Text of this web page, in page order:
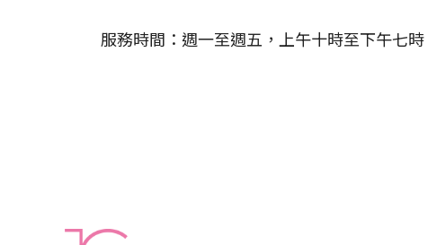
服務時間：週一至週五，上午十時至下午七時